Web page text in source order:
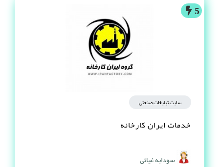
5
سایت تبلیغات صنعتی
خدمات ایران کارخانه
سودابه غیاثی